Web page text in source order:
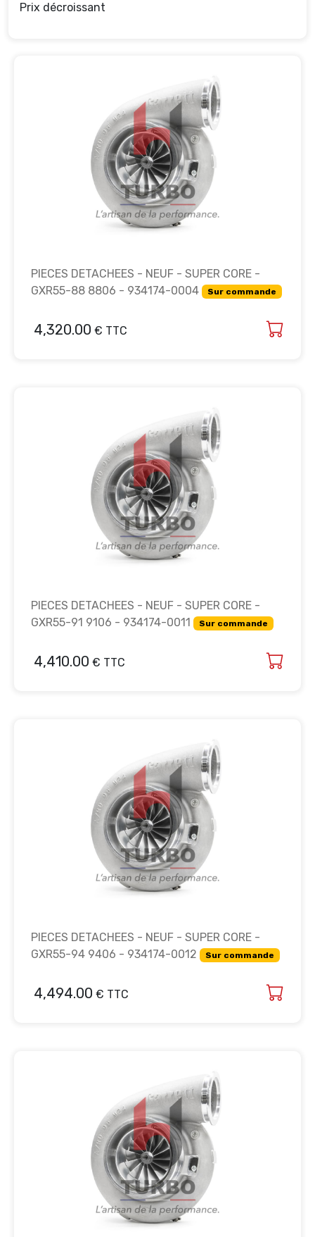
Prix décroissant
PIECES DETACHEES - NEUF - SUPER CORE -
GXR55-88 8806 - 934174-0004
Sur commande
4,320.00 € TTC
PIECES DETACHEES - NEUF - SUPER CORE -
GXR55-91 9106 - 934174-0011
Sur commande
4,410.00 € TTC
PIECES DETACHEES - NEUF - SUPER CORE -
GXR55-94 9406 - 934174-0012
Sur commande
4,494.00 € TTC